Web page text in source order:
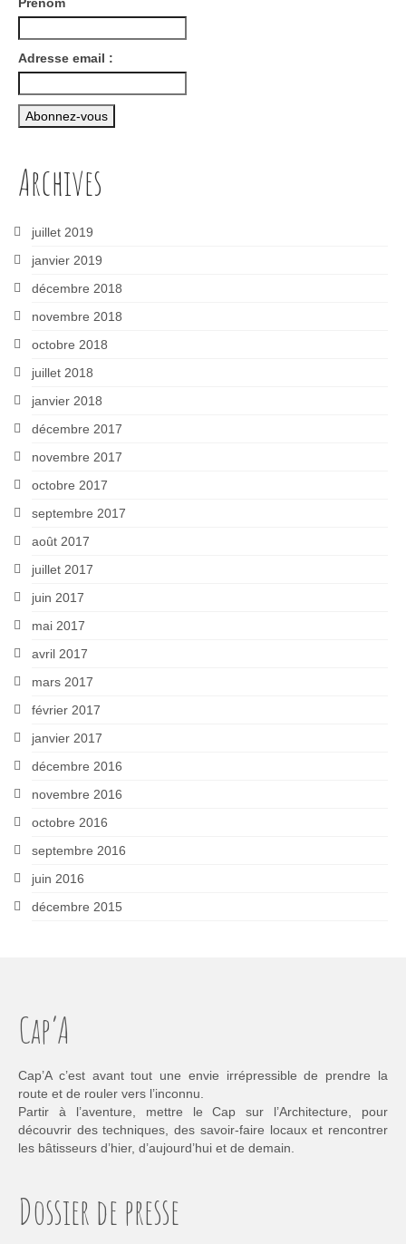
Adresse email :
Archives
juillet 2019
janvier 2019
décembre 2018
novembre 2018
octobre 2018
juillet 2018
janvier 2018
décembre 2017
novembre 2017
octobre 2017
septembre 2017
août 2017
juillet 2017
juin 2017
mai 2017
avril 2017
mars 2017
février 2017
janvier 2017
décembre 2016
novembre 2016
octobre 2016
septembre 2016
juin 2016
décembre 2015
Cap’A
Cap’A c’est avant tout une envie irrépressible de prendre la
route et de rouler vers l’inconnu.
Partir à l’aventure, mettre le Cap sur l’Architecture, pour
découvrir des techniques, des savoir-faire locaux et rencontrer
les bâtisseurs d’hier, d’aujourd’hui et de demain.
Dossier de presse